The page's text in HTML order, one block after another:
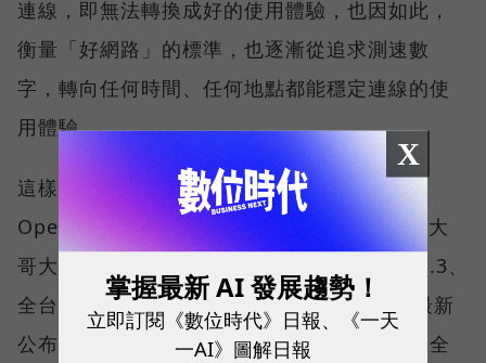
連線，即無法轉換成好的使用體驗，也因如此，
衡量「好網路」的標準，也逐漸從追求測速數
字，轉向任何時間、任何地點都能穩定連線的使
用體驗。
這樣的轉變，也反映在國際權威網路分析機構
Opensignal 公布的評比結果。今年初，台灣大
哥大不僅率先奪下「 4G／5G 在線率全球 No.3、
全台 No.1 」國際級榮譽，在 Opensignal 最新
公布的台灣行動網路體驗報告中，更一舉斬獲全
X
掌握最新 AI 發展趨勢！
立即訂閱《數位時代》日報、《一天
一AI》圖解日報